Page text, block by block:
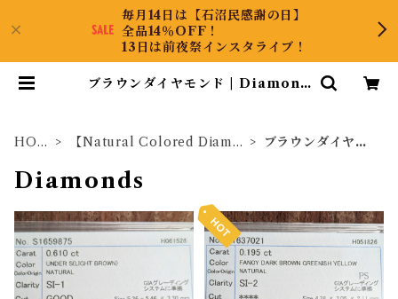
毎月14日は【石沼民感謝の日】
全品14％OFF！
13日は前夜祭インスタライブ！
ブラウンダイヤモンド | Diamond
HOM
【Natural Colored Diamo
ブラウンダイヤモ
Diamonds